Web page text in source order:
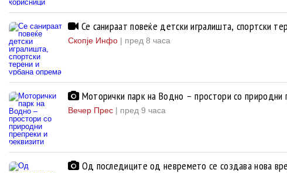
Се санираат повеќе детски игралишта, спортски
Скопје Инфо | пред 8 часа
Моторички парк на Водно – простори со природни
Вечер Прес | пред 9 часа
Од последиците од невремето се создава нова